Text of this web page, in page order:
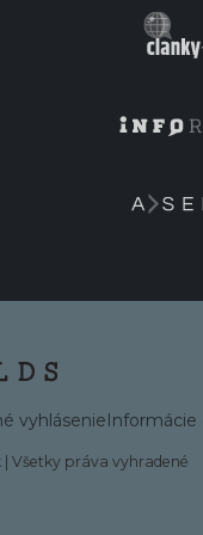
vyhlásenieInformácie
Všetky práva vyhradené